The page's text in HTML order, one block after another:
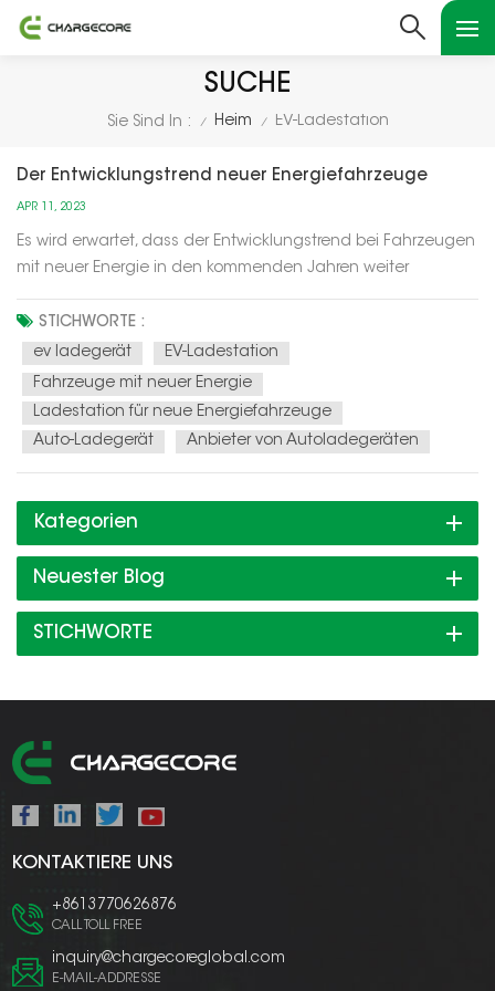
SUCHE
Sie Sind In : / Heim / EV-Ladestation
Der Entwicklungstrend neuer Energiefahrzeuge
APR 11, 2023
Es wird erwartet, dass der Entwicklungstrend bei Fahrzeugen
mit neuer Energie in den kommenden Jahren weiter
Nachfrage: Mit dem zunehmenden Bewusstsein für
Umweltschutz und der Förderung staatlicher Maßnahmen
steigt die Nachfrage nach NEVs ra...
STICHWORTE :
ev ladegerät
EV-Ladestation
Fahrzeuge mit neuer Energie
Ladestation für neue Energiefahrzeuge
Auto-Ladegerät
Anbieter von Autoladegeräten
Kategorien
Neuester Blog
STICHWORTE
KONTAKTIERE UNS
+8613770626876
CALL TOLL FREE
inquiry@chargecoreglobal.com
E-MAIL-ADDRESSE